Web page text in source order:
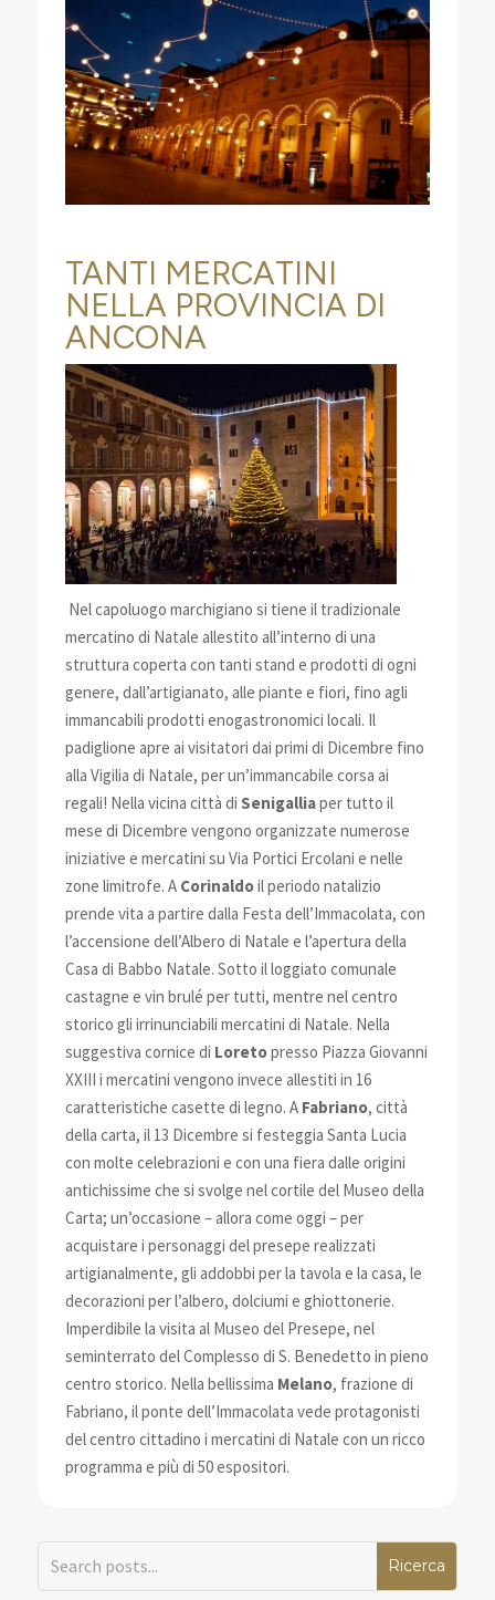
TANTI MERCATINI
NELLA PROVINCIA DI
ANCONA
Nel capoluogo marchigiano si tiene il tradizionale
mercatino di Natale allestito all’interno di una
struttura coperta con tanti stand e prodotti di ogni
genere, dall’artigianato, alle piante e fiori, fino agli
immancabili prodotti enogastronomici locali. Il
padiglione apre ai visitatori dai primi di Dicembre fino
alla Vigilia di Natale, per un’immancabile corsa ai
regali! Nella vicina città di Senigalliaper tutto il
mese di Dicembre vengono organizzate numerose
iniziative e mercatini su Via Portici Ercolani e nelle
zone limitrofe. A Corinaldoil periodo natalizio
prende vita a partire dalla Festa dell’Immacolata, con
l’accensione dell’Albero di Natale e l’apertura della
Casa di Babbo Natale. Sotto il loggiato comunale
castagne e vin brulé per tutti, mentre nel centro
storico gli irrinunciabili mercatini di Natale. Nella
suggestiva cornice di Loretopresso Piazza Giovanni
XXIII i mercatini vengono invece allestiti in 16
caratteristiche casette di legno. A Fabriano, città
della carta, il 13 Dicembre si festeggia Santa Lucia
con molte celebrazioni e con una fiera dalle origini
antichissime che si svolge nel cortile del Museo della
Carta; un’occasione – allora come oggi – per
acquistare i personaggi del presepe realizzati
artigianalmente, gli addobbi per la tavola e la casa, le
decorazioni per l’albero, dolciumi e ghiottonerie.
Imperdibile la visita al Museo del Presepe, nel
seminterrato del Complesso di S. Benedetto in pieno
centro storico. Nella bellissima Melano, frazione di
Fabriano, il ponte dell’Immacolata vede protagonisti
del centro cittadino i mercatini di Natale con un ricco
programma e più di 50 espositori.